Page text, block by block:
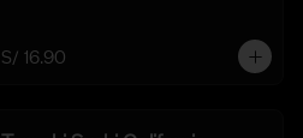
S/ 16.90